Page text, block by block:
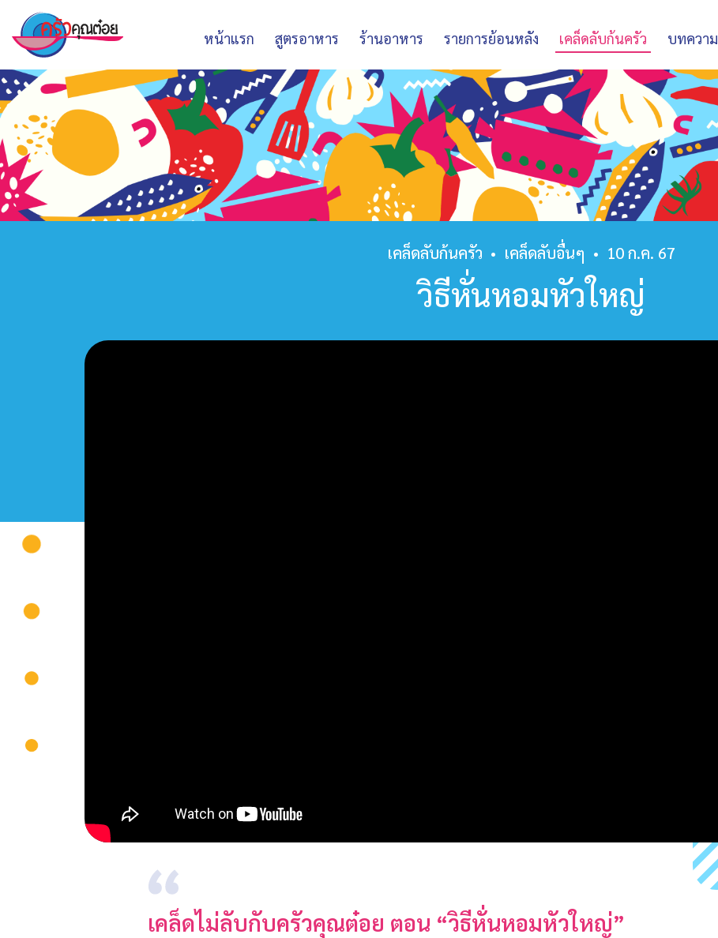
หน้าแรก สูตรอาหาร ร้านอาหาร รายการย้อนหลัง เคล็ดลับก้นครัว บทความ
เคล็ดลับก้นครัว • เคล็ดลับอื่นๆ • 10 ก.ค. 67
วิธีหั่นหอมหัวใหญ่
เคล็ดไม่ลับกับครัวคุณต๋อย ตอน “วิธีหั่นหอมหัวใหญ่”